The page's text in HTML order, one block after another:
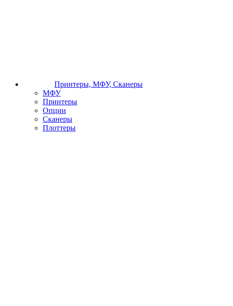
Принтеры, МФУ, Сканеры
МФУ
Принтеры
Опции
Сканеры
Плоттеры